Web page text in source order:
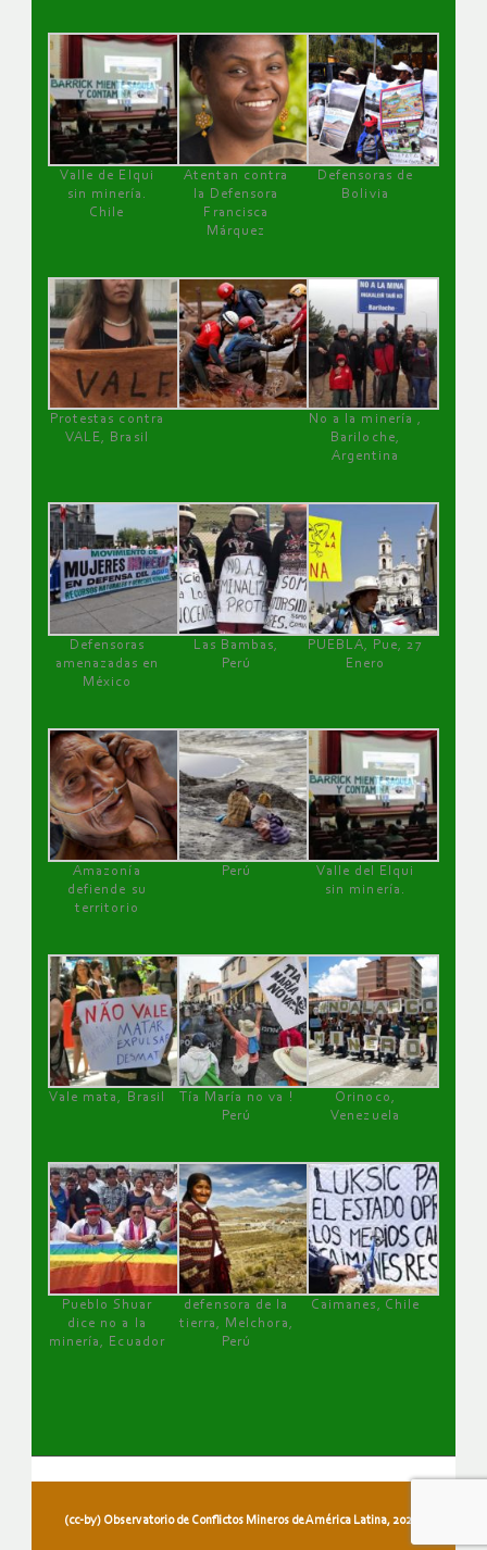
Valle de Elqui
sin minería.
Chile
Atentan contra
la Defensora
Francisca
Márquez
Defensoras de
Bolivia
Protestas contra
VALE, Brasil
No a la minería ,
Bariloche,
Argentina
Defensoras
amenazadas en
México
Las Bambas,
Perú
PUEBLA, Pue, 27
Enero
Amazonía
defiende su
territorio
Perú
Valle del Elqui
sin minería.
Vale mata, Brasil
Tía María no va !
Perú
Orinoco,
Venezuela
Pueblo Shuar
dice no a la
minería, Ecuador
defensora de la
tierra, Melchora,
Perú
Caimanes, Chile
(cc-by) Observatorio de Conflictos Mineros de América Latina, 2026